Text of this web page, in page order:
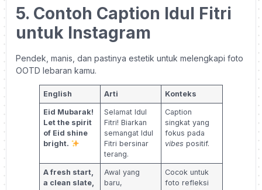
5. Contoh Caption Idul Fitri
untuk Instagram
Pendek, manis, dan pastinya estetik untuk melengkapi foto
OOTD lebaran kamu.
English Arti Konteks
Eid Mubarak!
Let the spirit
of Eid shine
bright.
Selamat Idul
Fitri! Biarkan
semangat Idul
Fitri bersinar
terang.
Caption
singkat yang
fokus pada
vibes positif.
A fresh start,
a clean slate,
Awal yang
baru,
Cocok untuk
foto refleksi